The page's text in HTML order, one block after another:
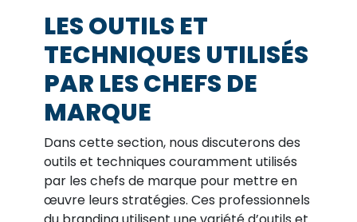
LES OUTILS ET
TECHNIQUES UTILISÉS
PAR LES CHEFS DE
MARQUE
Dans cette section, nous discuterons des
outils et techniques couramment utilisés
par les chefs de marque pour mettre en
œuvre leurs stratégies. Ces professionnels